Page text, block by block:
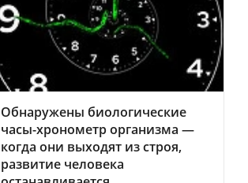
Обнаружены биологические
часы-хронометр организма —
когда они выходят из строя,
развитие человека